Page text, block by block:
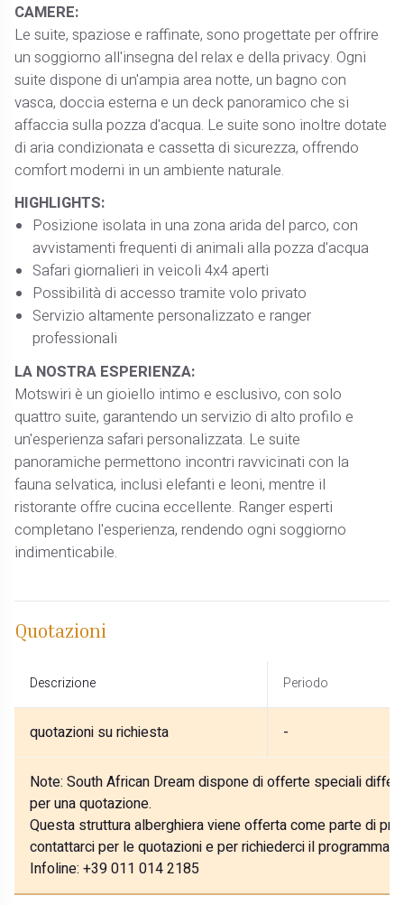
CAMERE:
Le suite, spaziose e raffinate, sono progettate per offrire
un soggiorno all'insegna del relax e della privacy. Ogni
suite dispone di un'ampia area notte, un bagno con
vasca, doccia esterna e un deck panoramico che si
affaccia sulla pozza d'acqua. Le suite sono inoltre dotate
di aria condizionata e cassetta di sicurezza, offrendo
comfort moderni in un ambiente naturale.
HIGHLIGHTS:
Posizione isolata in una zona arida del parco, con
avvistamenti frequenti di animali alla pozza d'acqua
Safari giornalieri in veicoli 4x4 aperti
Possibilità di accesso tramite volo privato
Servizio altamente personalizzato e ranger
professionali
LA NOSTRA ESPERIENZA:
Motswiri è un gioiello intimo e esclusivo, con solo
quattro suite, garantendo un servizio di alto profilo e
un'esperienza safari personalizzata. Le suite
panoramiche permettono incontri ravvicinati con la
fauna selvatica, inclusi elefanti e leoni, mentre il
ristorante offre cucina eccellente. Ranger esperti
completano l'esperienza, rendendo ogni soggiorno
indimenticabile.
Quotazioni
Descrizione Periodo
quotazioni su richiesta -
Note: South African Dream dispone di offerte speciali
per una quotazione.
Questa struttura alberghiera viene offerta come parte di
contattarci per le quotazioni e per richiederci il programma
Infoline: +39 011 014 2185